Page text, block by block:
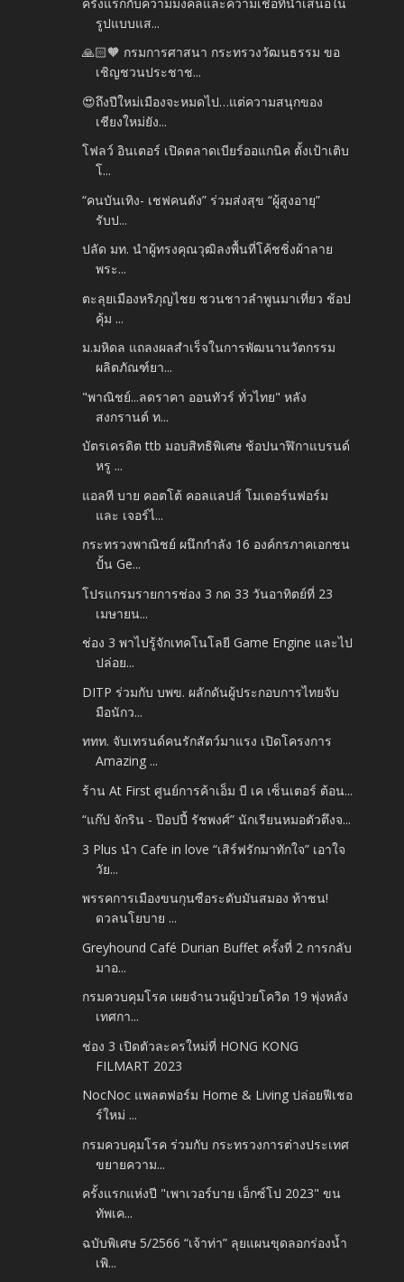
รูปแบบแส...
🙏🏻🧡 กรมการศาสนา กระทรวงวัฒนธรรม ขอ
เชิญชวนประชาช...
😍ถึงปีใหม่เมืองจะหมดไป…แต่ความสนุกของ
เชียงใหม่ยัง...
โฟลว์ อินเตอร์ เปิดตลาดเบียร์ออแกนิค ตั้งเป้าเติบ
โ...
“คนบันเทิง- เชฟคนดัง” ร่วมส่งสุข “ผู้สูงอายุ”
รับป...
ปลัด มท. นำผู้ทรงคุณวุฒิลงพื้นที่โค้ชชิ่งผ้าลาย
พระ...
ตะลุยเมืองหริภุญไชย ชวนชาวลำพูนมาเที่ยว ช้อป
คุ้ม ...
ม.มหิดล แถลงผลสำเร็จในการพัฒนานวัตกรรม
ผลิตภัณฑ์ยา...
"พาณิชย์...ลดราคา ออนทัวร์ ทั่วไทย" หลัง
สงกรานต์ ท...
บัตรเครดิต ttb มอบสิทธิพิเศษ ช้อปนาฬิกาแบรนด์
หรู ...
แอลที บาย คอตโต้ คอลแลปส์ โมเดอร์นฟอร์ม
และ เจอร์ไ...
กระทรวงพาณิชย์ ผนึกกำลัง 16 องค์กรภาคเอกชน
ปั้น Ge...
โปรแกรมรายการช่อง 3 กด 33 วันอาทิตย์ที่ 23
เมษายน...
ช่อง 3 พาไปรู้จักเทคโนโลยี Game Engine และไป
ปล่อย...
DITP ร่วมกับ บพข. ผลักดันผู้ประกอบการไทยจับ
มือนักว...
ททท. จับเทรนด์คนรักสัตว์มาแรง เปิดโครงการ
Amazing ...
ร้าน At First ศูนย์การค้าเอ็ม บี เค เซ็นเตอร์ ต้อน...
“แก๊ป จักริน - ป๊อปปี้ รัชพงศ์” นักเรียนหมอตัวตึงจ...
3 Plus นำ Cafe in love “เสิร์ฟรักมาทักใจ” เอาใจ
วัย...
พรรคการเมืองขนกุนซือระดับมันสมอง ท้าชน!
ดวลนโยบาย ...
Greyhound Café Durian Buffet ครั้งที่ 2 การกลับ
มาอ...
กรมควบคุมโรค เผยจำนวนผู้ป่วยโควิด 19 พุ่งหลัง
เทศกา...
ช่อง 3 เปิดตัวละครใหม่ที่ HONG KONG
FILMART 2023
NocNoc แพลตฟอร์ม Home & Living ปล่อยฟีเชอ
ร์ใหม่ ...
กรมควบคุมโรค ร่วมกับ กระทรวงการต่างประเทศ
ขยายความ...
ครั้งแรกแห่งปี "เพาเวอร์บาย เอ็กซ์โป 2023" ขน
ทัพเค...
ฉบับพิเศษ 5/2566 “เจ้าท่า” ลุยแผนขุดลอกร่องน้ำ
เพิ...